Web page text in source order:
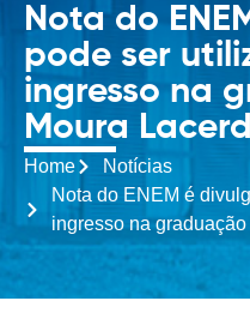
Nota do
pode ser
ingresso na
Moura
Home
Notícias
Nota do ENEM é
ingresso na